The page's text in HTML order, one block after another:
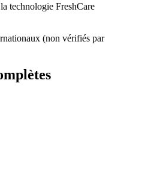
technologie FreshCare
(non vérifiés par